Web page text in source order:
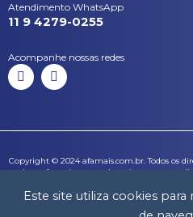
Este site utiliza cookies
Atendimento WhatsApp
11 9 4279-0255
Acompanhe nossas redes
I
n
g
a
m
L
i
d
n
Copyright © 2024 afamais.com.br. Todos os
todas as fotos, imagens, logotipos, marcas,
qualquer reprodução, total ou parcial, de